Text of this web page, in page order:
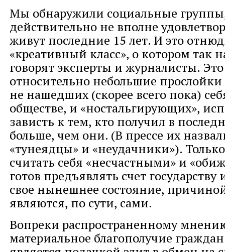
Мы обнаружили социальные
действительно не вполне
живут последние 15 лет. И это
«креативный класс», о котором так
говорят эксперты и журналисты.
относительно небольшие прослойки
не нашедших (скорее всего пока)
обществе, и «ностальгирующих»,
зависть к тем, кто получил в
больше, чем они. (В прессе их
«тунеядцы» и «неудачники»).
считать себя «несчастными» и
готов предъявлять счет государству
свое нынешнее состояние,
являются, по сути, сами.
Вопреки распространенному
материальное благополучие